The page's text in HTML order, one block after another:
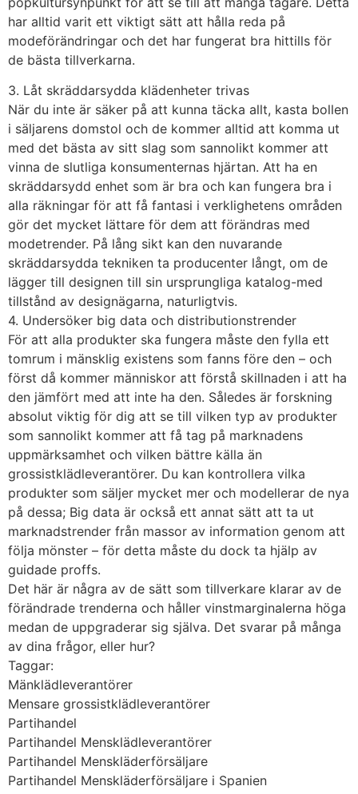
har alltid varit ett viktigt sätt att hålla reda på
modeförändringar och det har fungerat bra hittills för
de bästa tillverkarna.
3. Låt skräddarsydda klädenheter trivas
När du inte är säker på att kunna täcka allt, kasta bollen
i säljarens domstol och de kommer alltid att komma ut
med det bästa av sitt slag som sannolikt kommer att
vinna de slutliga konsumenternas hjärtan. Att ha en
skräddarsydd enhet som är bra och kan fungera bra i
alla räkningar för att få fantasi i verklighetens områden
gör det mycket lättare för dem att förändras med
modetrender. På lång sikt kan den nuvarande
skräddarsydda tekniken ta producenter långt, om de
lägger till designen till sin ursprungliga katalog-med
tillstånd av designägarna, naturligtvis.
4. Undersöker big data och distributionstrender
För att alla produkter ska fungera måste den fylla ett
tomrum i mänsklig existens som fanns före den – och
först då kommer människor att förstå skillnaden i att ha
den jämfört med att inte ha den. Således är forskning
absolut viktig för dig att se till vilken typ av produkter
som sannolikt kommer att få tag på marknadens
uppmärksamhet och vilken bättre källa än
grossistklädleverantörer. Du kan kontrollera vilka
produkter som säljer mycket mer och modellerar de nya
på dessa; Big data är också ett annat sätt att ta ut
marknadstrender från massor av information genom att
följa mönster – för detta måste du dock ta hjälp av
guidade proffs.
Det här är några av de sätt som tillverkare klarar av de
förändrade trenderna och håller vinstmarginalerna höga
medan de uppgraderar sig själva. Det svarar på många
av dina frågor, eller hur?
Taggar:
Mänklädleverantörer
Mensare grossistklädleverantörer
Partihandel
Partihandel Mensklädleverantörer
Partihandel Menskläderförsäljare
Partihandel Menskläderförsäljare i Spanien